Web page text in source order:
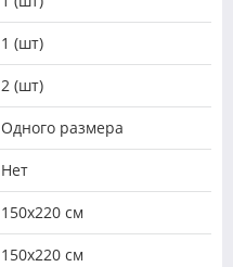
1 (шт)
2 (шт)
Одного размера
Нет
150х220 см
150х220 см